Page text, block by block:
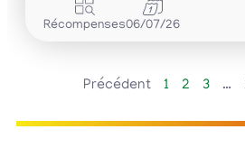
Récompenses06/07/26
Précédent 1 2 3 …